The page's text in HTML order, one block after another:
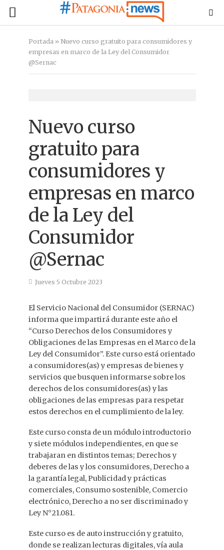
Portada» Nuevo curso gratuito para consumidores y
empresas en marco de la Ley del Consumidor
@Sernac
Nuevo curso
gratuito para
consumidores y
empresas en marco
de la Ley del
Consumidor
@Sernac
Jueves 5 Octubre 2023
El Servicio Nacional del Consumidor (SERNAC)
informa que impartirá durante este año el
“Curso Derechos de los Consumidores y
Obligaciones de las Empresas en el Marco de la
Ley del Consumidor”. Este curso está orientado
a consumidores(as) y empresas de bienes y
servicios que busquen informarse sobre los
derechos de los consumidores(as) y las
obligaciones de las empresas para respetar
estos derechos en el cumplimiento de la ley.
Este curso consta de un módulo introductorio
y siete módulos independientes, en que se
trabajaran en distintos temas; Derechos y
deberes de las y los consumidores, Derecho a
la garantía legal, Publicidad y prácticas
comerciales, Consumo sostenible, Comercio
electrónico, Derecho a no ser discriminado y
Ley N°21.081.
Este curso es de auto instrucción y gratuito,
donde se realizan lecturas digitales, vía aula